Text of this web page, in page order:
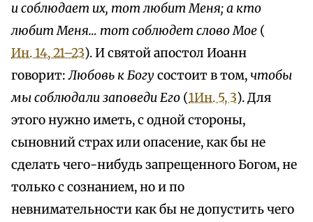
и соблюдает их, тот любит Меня; а кто
любит Меня… тот соблюдет слово Мое (
Ин. 14, 21–23). И святой апостол Иоанн
говорит:Любовь к Богусостоит в том,чтобы
мы соблюдали заповеди Его (1Ин. 5, 3). Для
этого нужно иметь, с одной стороны,
сыновний страх или опасение, как бы не
сделать чего-нибудь запрещенного Богом, не
только с сознанием, но и по
невнимательности как бы не допустить чего